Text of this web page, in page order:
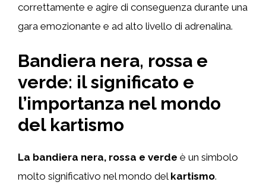
correttamente e agire di conseguenza durante una
gara emozionante e ad alto livello di adrenalina.
Bandiera nera, rossa e
verde: il significato e
l’importanza nel mondo
del kartismo
La bandiera nera, rossa e verde è un simbolo
molto significativo nel mondo del kartismo.